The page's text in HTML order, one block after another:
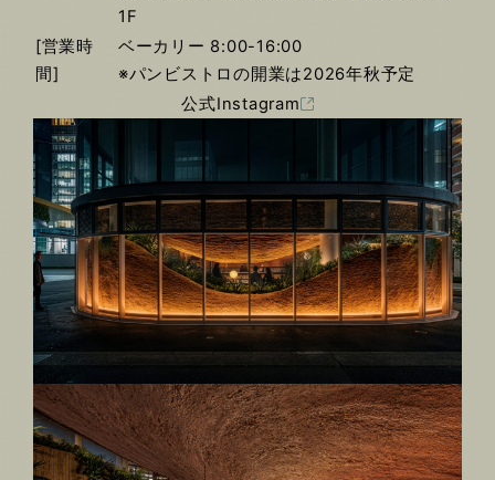
1F
[営業時
間]
ベーカリー 8:00-16:00
※パンビストロの開業は2026年秋予定
公式Instagram